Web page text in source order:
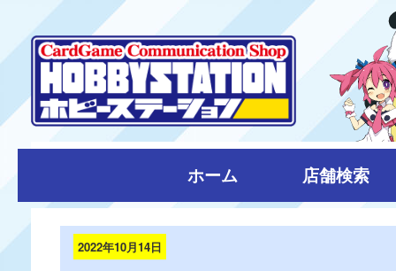
ホーム 店舗検索
2022年10月14日